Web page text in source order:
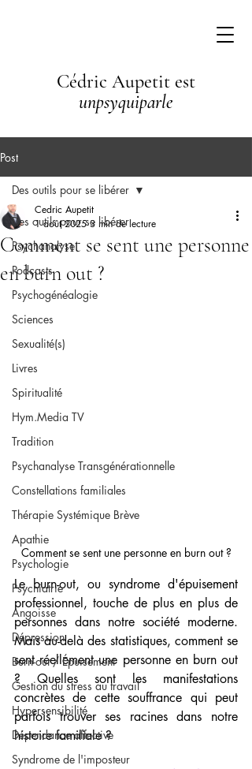
Cédric Aupetit est
unpsyquiparle
Post
Des outils pour se libérer
Psychanalyse
Podcasts
Psychogénéalogie
Sciences
Sexualité(s)
Livres
Spiritualité
Hym.Media TV
Tradition
Psychanalyse Transgénérationnelle
Constellations familiales
Thérapie Systémique Brève
Apathie
Psychologie
Psychiatrie
Angoisse
Dépression
Burn-out / Épuisement
Gestion du stress au travail
Hypersensibilité
Dépendance affective
Syndrome de l'imposteur
Des outils pour se libérer
Comment se sent une personne
en burn out ?
Cedric Aupetit
1 août 2025 3 min de lecture
Comment se sent une personne en burn out ?
Le burn-out, ou syndrome d'épuisement
professionnel, touche de plus en plus de
personnes dans notre société moderne.
Mais au-delà des statistiques, comment se
sent réellement une personne en burn out
? Quelles sont les manifestations
concrètes de cette souffrance qui peut
parfois trouver ses racines dans notre
histoire familiale ?